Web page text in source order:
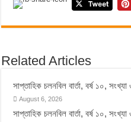
Related Articles
সাপ্তাহিক চলনবিল বার্তা, বর্ষ ১০,
August 6, 2026
সাপ্তাহিক চলনবিল বার্তা, বর্ষ ১০,